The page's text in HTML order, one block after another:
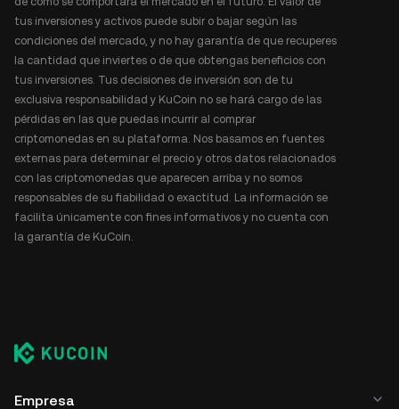
tus inversiones y activos puede subir o bajar según las
condiciones del mercado, y no hay garantía de que recuperes
la cantidad que inviertes o de que obtengas beneficios con
tus inversiones. Tus decisiones de inversión son de tu
exclusiva responsabilidad y KuCoin no se hará cargo de las
pérdidas en las que puedas incurrir al comprar
criptomonedas en su plataforma. Nos basamos en fuentes
externas para determinar el precio y otros datos relacionados
con las criptomonedas que aparecen arriba y no somos
responsables de su fiabilidad o exactitud. La información se
facilita únicamente con fines informativos y no cuenta con
la garantía de KuCoin.
Empresa